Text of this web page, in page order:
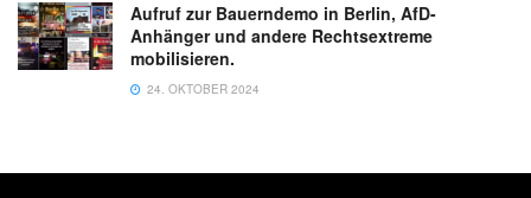
Aufruf zur Bauerndemo in Berlin, AfD-
Anhänger und andere Rechtsextreme
mobilisieren.
24. OKTOBER 2024